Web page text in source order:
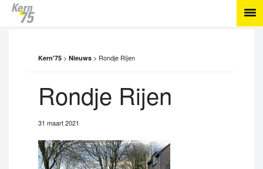
Kern'75 > Nieuws > Rondje Rijen
Rondje Rijen
31 maart 2021